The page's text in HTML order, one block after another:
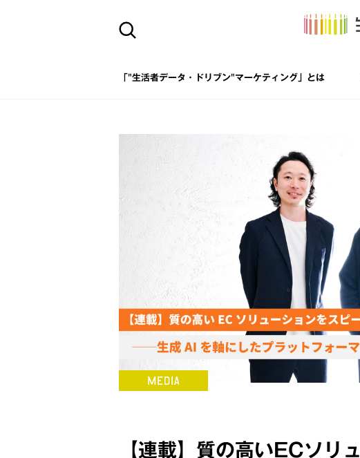
「"生活者データ・ドリブン"マーケティング」とは
【連載】質の高いECソリ